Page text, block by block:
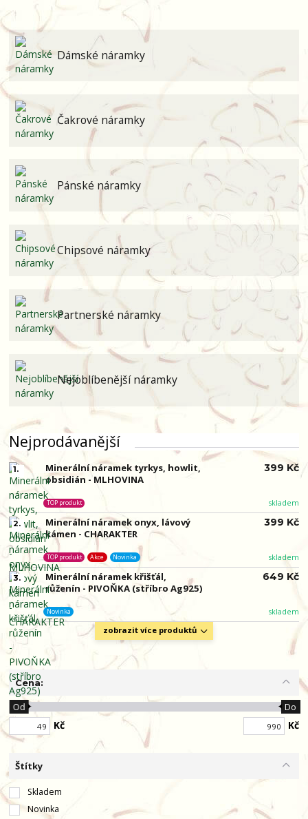
Dámské náramky
Čakrové náramky
Pánské náramky
Chipsové náramky
Partnerské náramky
Nejoblíbenější náramky
Nejprodávanější
1.
Minerální náramek tyrkys, howlit,
obsidián - MLHOVINA
skladem
TOP produkt
399 Kč
2.
Minerální náramek onyx, lávový
kámen - CHARAKTER
skladem
TOP produkt Akce Novinka
399 Kč
3.
Minerální náramek křišťál,
růženín - PIVOŇKA (stříbro Ag925)
skladem
Novinka
649 Kč
zobrazit více produktů
Cena:
Kč
Od Do
Kč
Štítky
Skladem
Novinka